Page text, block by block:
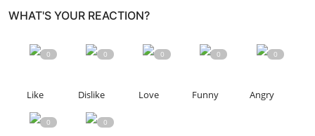
WHAT'S YOUR REACTION?
0
Like
0
Dislike
0
Love
0
Funny
0
Angry
0 0